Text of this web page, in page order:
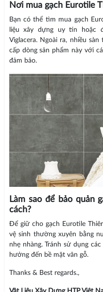
Nơi mua gạch Eurotile
Bạn có thể tìm mua gạch
liệu xây dựng uy tín hoặc
Viglacera. Ngoài ra, nhiều
cấp dòng sản phẩm này với
đảm bảo.
Làm sao để bảo quản
cách?
Để giữ cho gạch Eurotile
vệ sinh thường xuyên bằng
nhẹ nhàng. Tránh sử dụng
hưởng đến bề mặt vân gỗ.
Thanks & Best regards.,